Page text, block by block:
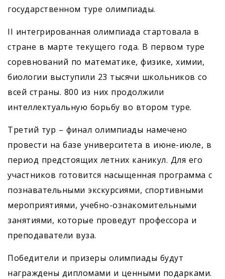
государственном туре олимпиады.
II интегрированная олимпиада стартовала в
стране в марте текущего года. В первом туре
соревнований по математике, физике, химии,
биологии выступили 23 тысячи школьников со
всей страны. 800 из них продолжили
интеллектуальную борьбу во втором туре.
Третий тур – финал олимпиады намечено
провести на базе университета в июне-июле, в
период предстоящих летних каникул. Для его
участников готовится насыщенная программа с
познавательными экскурсиями, спортивными
мероприятиями, учебно-ознакомительными
занятиями, которые проведут профессора и
преподаватели вуза.
Победители и призеры олимпиады будут
награждены дипломами и ценными подарками.